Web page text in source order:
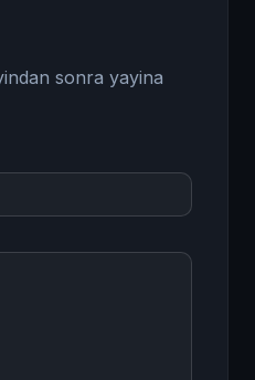
sonra yayina